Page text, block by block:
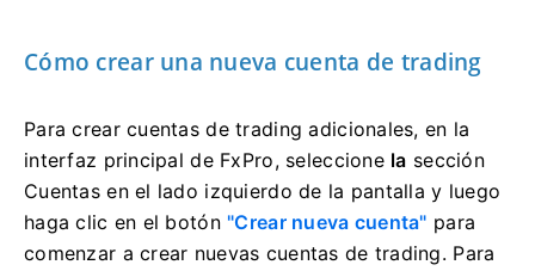
Cómo crear una nueva cuenta de trading
Para crear cuentas de trading adicionales, en la
interfaz principal de FxPro, seleccione la sección
Cuentas en el lado izquierdo de la pantalla y luego
haga clic en el botón "Crear nueva cuenta" para
comenzar a crear nuevas cuentas de trading. Para